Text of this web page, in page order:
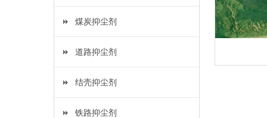
煤炭抑尘剂
道路抑尘剂
结壳抑尘剂
铁路抑尘剂